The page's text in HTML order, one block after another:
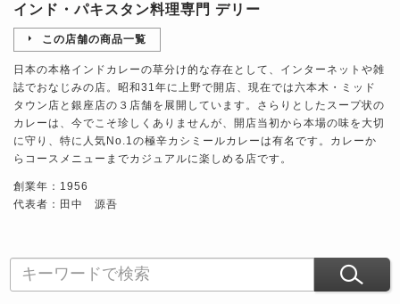
インド・パキスタン料理専門 デリー
この店舗の商品一覧
日本の本格インドカレーの草分け的な存在として、インターネットや雑
誌でおなじみの店。昭和31年に上野で開店、現在では六本木・ミッド
タウン店と銀座店の３店舗を展開しています。さらりとしたスープ状の
カレーは、今でこそ珍しくありませんが、開店当初から本場の味を大切
に守り、特に人気No.1の極辛カシミールカレーは有名です。カレーか
らコースメニューまでカジュアルに楽しめる店です。
創業年：1956
代表者：田中 源吾